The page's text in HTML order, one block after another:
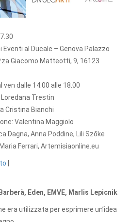
al Ducale – Genova Palazzo
Giacomo Matteotti, 9, 16123
dalle 14.00 alle 18.00
Trestin
Cristina Bianchi
Valentina Maggiolo
Dagna, Anna Poddine, Lili Szőke
Ferrari, Artemisiaonline.eu
Eden, EMVE, Marlis Lepicnik
era utilizzata per esprimere un’idea